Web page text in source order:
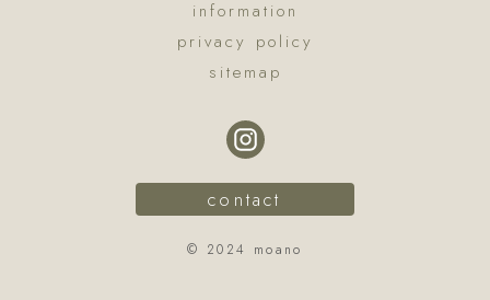
information
privacy policy
sitemap
contact
© 2024 moano